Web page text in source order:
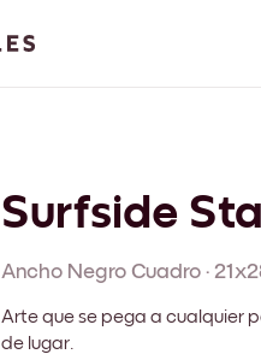
Surfside
Ancho Negro Cuadro ·
Arte que se pega a cualquier
de lugar.